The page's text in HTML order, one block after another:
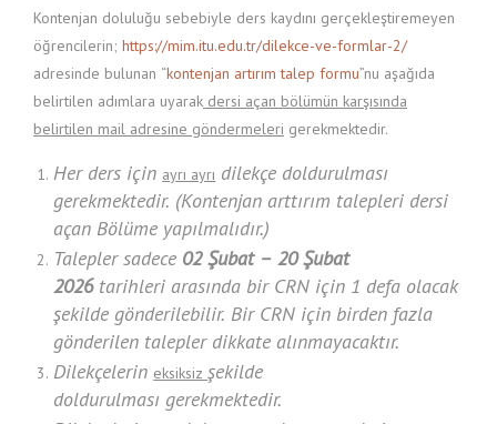
Kontenjan doluluğu sebebiyle ders kaydını gerçekleştiremeyen
öğrencilerin; https://mim.itu.edu.tr/dilekce-ve-formlar-2/
adresinde bulunan “kontenjan artırım talep formu”nu aşağıda
belirtilen adımlara uyarak dersi açan bölümün karşısında
belirtilen mail adresine göndermeleri gerekmektedir.
Her ders için ayrı ayrı dilekçe doldurulması
gerekmektedir. (Kontenjan arttırım talepleri dersi
açan Bölüme yapılmalıdır.)
Talepler sadece 02 Şubat – 20 Şubat
2026tarihleri arasında bir CRN için 1 defa olacak
şekilde gönderilebilir. Bir CRN için birden fazla
gönderilen talepler dikkate alınmayacaktır.
Dilekçelerin eksiksizşekilde
doldurulması gerekmektedir.